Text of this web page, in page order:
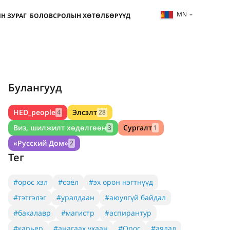
ЗУРАГ БОЛОВСРОЛЫН ХӨТӨЛБӨРҮҮД MN
Булангууд
HED_people4 Элсэлт28
Виз, шилжилт хөдөлгөөн 3 Сургалт 1
«Русский Дом» 2
Тег
#орос хэл #соёл
#эх орон нэгтнүүд
#тэтгэлэг
#уралдаан
#аюулгүй байдал
#бакалавр
#магистр
#аспирантур